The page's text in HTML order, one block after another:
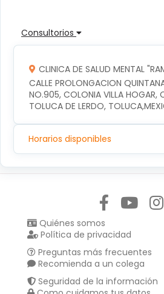
Consultorios
CLINICA DE SALUD MENTAL
CALLE PROLONGACION
NO.905, COLONIA VILLA HOGAR,
TOLUCA DE LERDO,
Horarios disponibles
Quiénes somos
Política de privacidad
Preguntas más frecuentes
Recomienda a un colega
Seguridad de la información